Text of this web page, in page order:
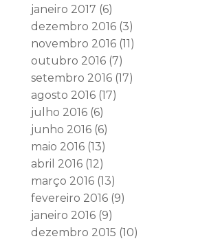
janeiro 2017 (6)
dezembro 2016(3)
novembro 2016(11)
outubro 2016(7)
setembro 2016(17)
agosto 2016(17)
julho 2016(6)
junho 2016(6)
maio 2016(13)
abril 2016(12)
março 2016(13)
fevereiro 2016(9)
janeiro 2016(9)
dezembro 2015 (10)